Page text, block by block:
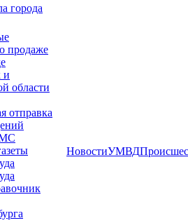
НовостиУМВД